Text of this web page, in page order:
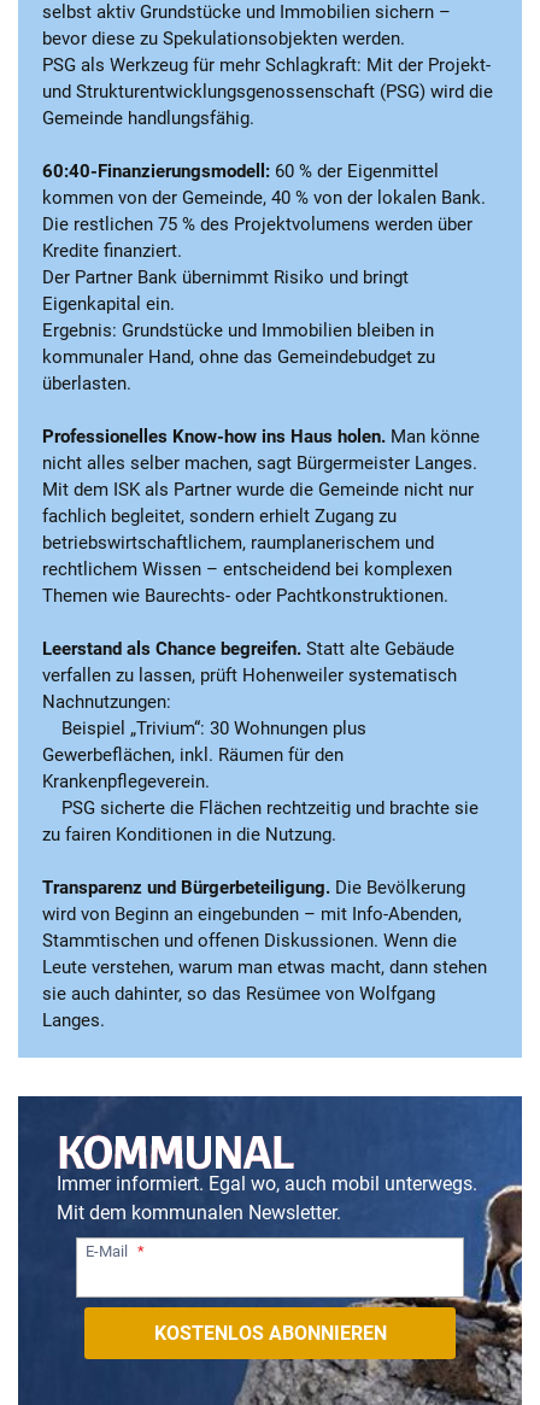
selbst aktiv Grundstücke und Immobilien sichern –
bevor diese zu Spekulationsobjekten werden.
PSG als Werkzeug für mehr Schlagkraft: Mit der Projekt-
und Strukturentwicklungsgenossenschaft (PSG) wird die
Gemeinde handlungsfähig.
60:40-Finanzierungsmodell: 60 % der Eigenmittel
kommen von der Gemeinde, 40 % von der lokalen Bank.
Die restlichen 75 % des Projektvolumens werden über
Kredite finanziert.
Der Partner Bank übernimmt Risiko und bringt
Eigenkapital ein.
Ergebnis: Grundstücke und Immobilien bleiben in
kommunaler Hand, ohne das Gemeindebudget zu
überlasten.
Professionelles Know-how ins Haus holen. Man könne
nicht alles selber machen, sagt Bürgermeister Langes.
Mit dem ISK als Partner wurde die Gemeinde nicht nur
fachlich begleitet, sondern erhielt Zugang zu
betriebswirtschaftlichem, raumplanerischem und
rechtlichem Wissen – entscheidend bei komplexen
Themen wie Baurechts- oder Pachtkonstruktionen.
Leerstand als Chance begreifen. Statt alte Gebäude
verfallen zu lassen, prüft Hohenweiler systematisch
Nachnutzungen:
Beispiel „Trivium“: 30 Wohnungen plus
Gewerbeflächen, inkl. Räumen für den
Krankenpflegeverein.
PSG sicherte die Flächen rechtzeitig und brachte sie
zu fairen Konditionen in die Nutzung.
Transparenz und Bürgerbeteiligung. Die Bevölkerung
wird von Beginn an eingebunden – mit Info-Abenden,
Stammtischen und offenen Diskussionen. Wenn die
Leute verstehen, warum man etwas macht, dann stehen
sie auch dahinter, so das Resümee von Wolfgang
Langes.
Immer informiert. Egal wo, auch mobil unterwegs.
Mit dem kommunalen Newsletter.
E-Mail